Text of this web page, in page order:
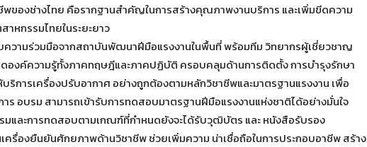
พของช่างไทย คือรากฐานสำคัญในการสร้างคุณภาพงานบริการ และเพิ่มขีดความ
าหกรรมไทยในระยะยาว
ามร่วมมือจากสถาบันพัฒนาฝีมือแรงงานในพื้นที่ พร้อมทีม วิทยากรผู้เชี่ยวชาญ
องค์ความรู้ทั้งภาคทฤษฎีและภาคปฏิบัติ ครอบคลุมด้านการติดตั้ง การบำรุงรักษา
บริการเครื่องปรับอากาศ อย่างถูกต้องตามหลักวิชาชีพและมาตรฐานแรงงาน เพื่อ
ร อบรม สามารถเข้ารับการทดสอบมาตรฐานฝีมือแรงงานแห่งชาติได้อย่างมั่นใจ
ละการทดสอบตามเกณฑ์ที่กำหนดยังจะได้รับวุฒิบัตร และ หนังสือรับรอง
ครื่องยืนยันศักยภาพด้านวิชาชีพ ช่วยเพิ่มความ น่าเชื่อถือในการประกอบอาชีพ สร้าง